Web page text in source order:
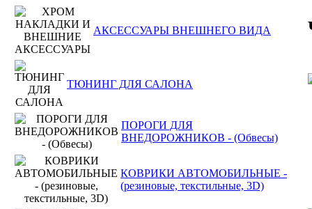
АКСЕССУАРЫ ВНЕШНЕГО ВИДА
ТЮНИНГ ДЛЯ САЛОНА
ПОРОГИ ДЛЯ
ВНЕДОРОЖНИКОВ - (Обвесы)
КОВРИКИ АВТОМОБИЛЬНЫЕ -
(резиновые, текстильные, 3D)